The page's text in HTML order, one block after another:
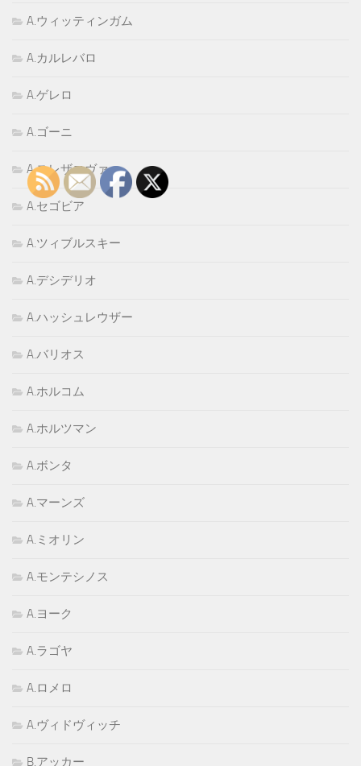
A.ウィッティンガム
A.カルレバロ
A.ゲレロ
A.ゴーニ
A.スレザコヴァ
A.セゴビア
A.ツィブルスキー
A.デシデリオ
A.ハッシュレウザー
A.バリオス
A.ホルコム
A.ホルツマン
A.ボンタ
A.マーンズ
A.ミオリン
A.モンテシノス
A.ヨーク
A.ラゴヤ
A.ロメロ
A.ヴィドヴィッチ
B.アッカー